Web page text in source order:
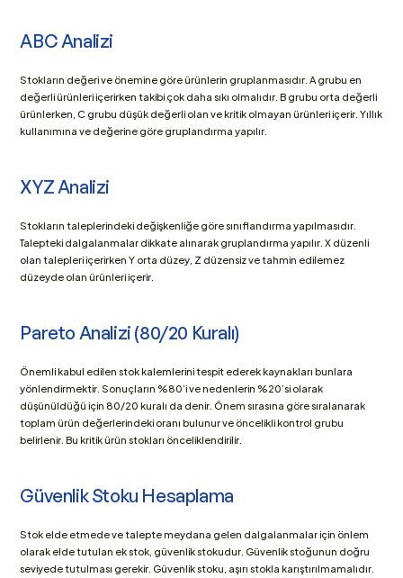
ABC Analizi
Stokların değeri ve önemine göre ürünlerin gruplanmasıdır. A grubu en
değerli ürünleri içerirken takibi çok daha sıkı olmalıdır. B grubu orta değerli
ürünlerken, C grubu düşük değerli olan ve kritik olmayan ürünleri içerir. Yıllık
kullanımına ve değerine göre gruplandırma yapılır.
XYZ Analizi
Stokların taleplerindeki değişkenliğe göre sınıflandırma yapılmasıdır.
Talepteki dalgalanmalar dikkate alınarak gruplandırma yapılır. X düzenli
olan talepleri içerirken Y orta düzey, Z düzensiz ve tahmin edilemez
düzeyde olan ürünleri içerir.
Pareto Analizi (80/20 Kuralı)
Önemli kabul edilen stok kalemlerini tespit ederek kaynakları bunlara
yönlendirmektir. Sonuçların %80’i ve nedenlerin %20’si olarak
düşünüldüğü için 80/20 kuralı da denir. Önem sırasına göre sıralanarak
toplam ürün değerlerindeki oranı bulunur ve öncelikli kontrol grubu
belirlenir. Bu kritik ürün stokları önceliklendirilir.
Güvenlik Stoku Hesaplama
Stok elde etmede ve talepte meydana gelen dalgalanmalar için önlem
olarak elde tutulan ek stok, güvenlik stokudur. Güvenlik stoğunun doğru
seviyede tutulması gerekir. Güvenlik stoku, aşırı stokla karıştırılmamalıdır.